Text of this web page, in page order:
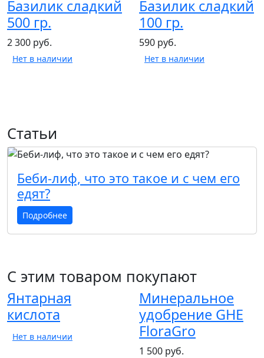
Базилик сладкий
500 гр.
2 300 руб.
Нет в наличии
Базилик сладкий
100 гр.
590 руб.
Нет в наличии
Статьи
Беби-лиф, что это такое и с чем его
едят?
Подробнее
С этим товаром покупают
Янтарная
кислота
Нет в наличии
Минеральное
удобрение GHE
FloraGro
1 500 руб.